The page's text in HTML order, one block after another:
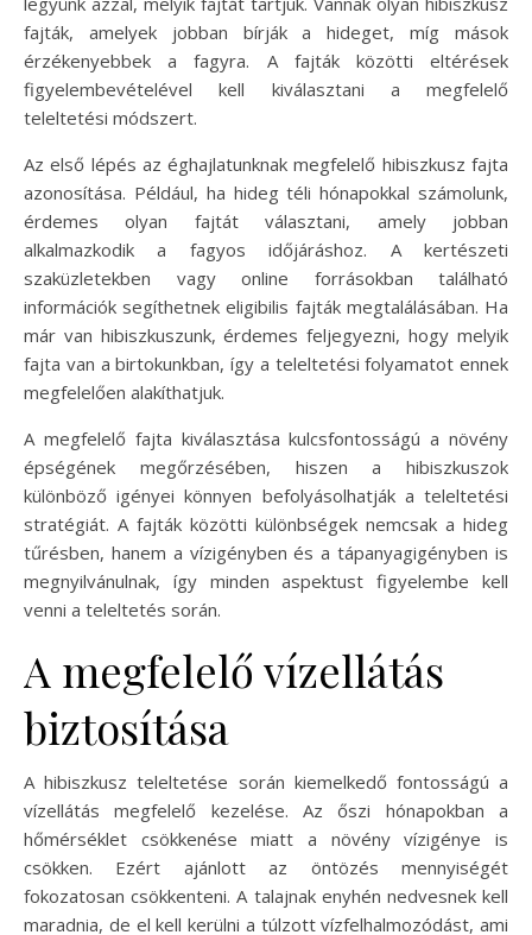
fajták, amelyek jobban bírják a hideget, míg mások
érzékenyebbek a fagyra. A fajták közötti eltérések
figyelembevételével kell kiválasztani a megfelelő
teleltetési módszert.
Az első lépés az éghajlatunknak megfelelő hibiszkusz fajta
azonosítása. Például, ha hideg téli hónapokkal számolunk,
érdemes olyan fajtát választani, amely jobban
alkalmazkodik a fagyos időjáráshoz. A kertészeti
szaküzletekben vagy online forrásokban található
információk segíthetnek eligibilis fajták megtalálásában. Ha
már van hibiszkuszunk, érdemes feljegyezni, hogy melyik
fajta van a birtokunkban, így a teleltetési folyamatot ennek
megfelelően alakíthatjuk.
A megfelelő fajta kiválasztása kulcsfontosságú a növény
épségének megőrzésében, hiszen a hibiszkuszok
különböző igényei könnyen befolyásolhatják a teleltetési
stratégiát. A fajták közötti különbségek nemcsak a hideg
tűrésben, hanem a vízigényben és a tápanyagigényben is
megnyilvánulnak, így minden aspektust figyelembe kell
venni a teleltetés során.
A megfelelő vízellátás
biztosítása
A hibiszkusz teleltetése során kiemelkedő fontosságú a
vízellátás megfelelő kezelése. Az őszi hónapokban a
hőmérséklet csökkenése miatt a növény vízigénye is
csökken. Ezért ajánlott az öntözés mennyiségét
fokozatosan csökkenteni. A talajnak enyhén nedvesnek kell
maradnia, de el kell kerülni a túlzott vízfelhalmozódást, ami